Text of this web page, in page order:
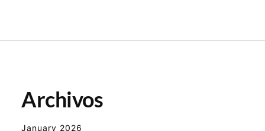
Archivos
January 2026